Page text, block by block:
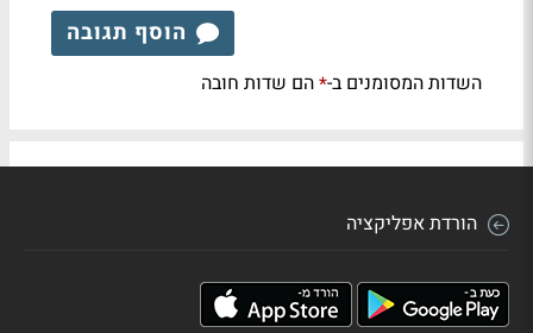
הוסף תגובה
השדות המסומנים ב-*הם שדות חובה
הורדת אפליקציה